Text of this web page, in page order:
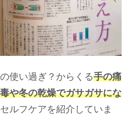
使い過ぎ？からくる手の痛
や冬の乾燥でガサガサにな
セルフケアを紹介していま